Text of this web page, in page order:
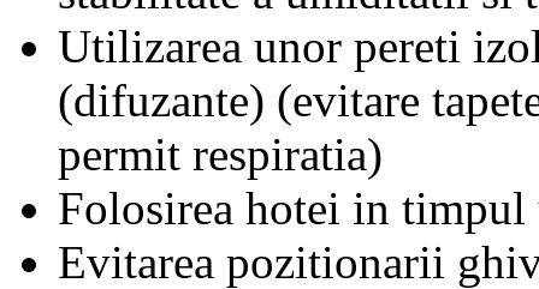
Utilizarea unor pereti
(difuzante) (evitare
permit respiratia)
Folosirea hotei in
Evitarea pozitionarii